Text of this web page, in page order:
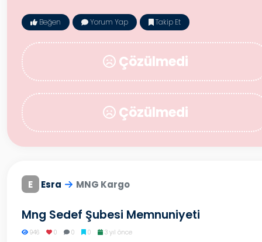
Beğen Yorum Yap Takip Et
Çözülmedi
Çözülmedi
E Esra MNG Kargo
Mng Sedef Şubesi Memnuniyeti
946 0 0 0 3 yıl önce